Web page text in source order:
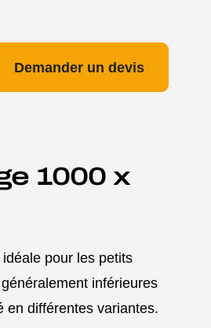
Demander un devis
1000 x
pour les petits
inférieures
en différentes variantes.